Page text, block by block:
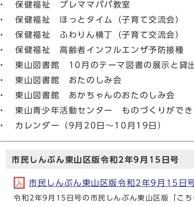
・ 保健福祉 プレママパパ教室
・ 保健福祉 ほっとタイム（子育て交流会）
・ 保健福祉 ふわりん横丁（子育て交流会）
・ 保健福祉 高齢者インフルエンザ予防接種
・ 東山図書館 10月のテーマ図書の展示と貸
・ 東山図書館 おたのしみ会
・ 東山図書館 あかちゃんのおたのしみ会
・ 東山青少年活動センター ものづくりができ
・ カレンダー（9月20日～10月19日）
市民しんぶん東山区版令和2年9月15日号
市民しんぶん東山区版令和2年9月15
令和2年9月15日号の市民しんぶん東山区版「こち